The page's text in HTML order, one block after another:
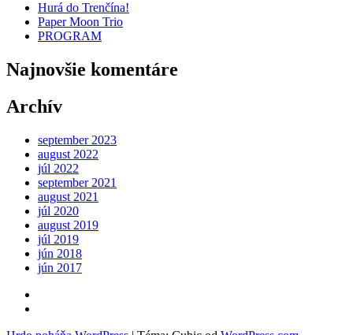
Hurá do Trenčína!
Paper Moon Trio
PROGRAM
Najnovšie komentáre
Archív
september 2023
august 2022
júl 2022
september 2021
august 2021
júl 2020
august 2019
júl 2019
jún 2018
jún 2017